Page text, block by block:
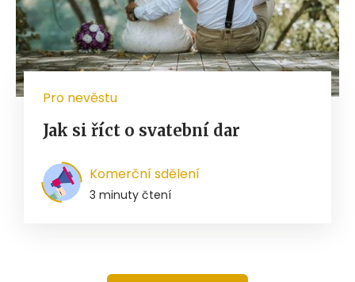
Pro nevěstu
Jak si říct o svatební dar
Komerční sdělení
3 minuty čtení